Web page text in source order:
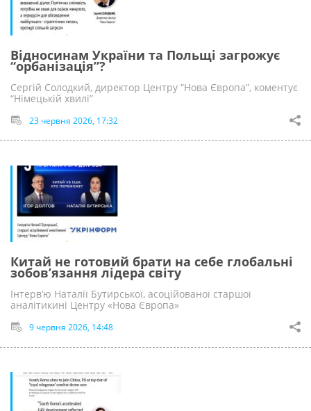
Відносинам України та Польщі загрожує
“орбанізація”?
Сергій Солодкий, директор Центру “Нова Європа”, коментує
“Німецькій хвилі”
23 червня 2026, 17:32
Китай не готовий брати на себе глобальні
зобов’язання лідера світу
Інтерв’ю Наталії Бутирської, асоційованої старшої
аналітикині Центру «Нова Європа»
9 червня 2026, 14:48